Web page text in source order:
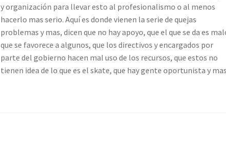
y organización para llevar esto al profesionalismo o al menos
hacerlo mas serio. Aquí es donde vienen la serie de quejas
problemas y mas, dicen que no hay apoyo, que el que se da es
que se favorece a algunos, que los directivos y encargados por
parte del gobierno hacen mal uso de los recursos, que estos no
tienen idea de lo que es el skate, que hay gente oportunista y